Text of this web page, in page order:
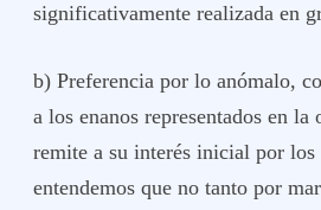
significativamente realizada en
b) Preferencia por lo anómalo,
a los enanos representados en
remite a su interés inicial por los
entendemos que no tanto por